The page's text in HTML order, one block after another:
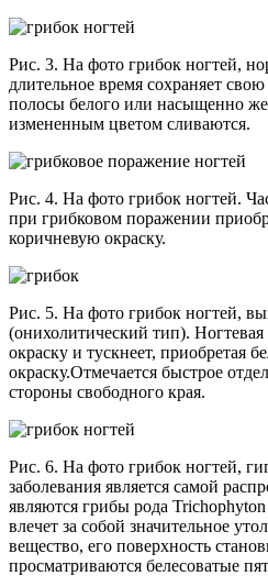
Рис. 3. На фото грибок ногтей,
длительное время сохраняет
полосы белого или насыщенно
измененным цветом сливаются.
Рис. 4. На фото грибок ногтей.
при грибковом поражении
коричневую окраску.
Рис. 5. На фото грибок ногтей,
(онихолитический тип).
окраску и тускнеет, приобретая
окраску.Отмечается быстрое
стороны свободного края.
Рис. 6. На фото грибок ногтей,
заболевания является самой
являются грибы рода
влечет за собой значительное
вещество, его поверхность
просматриваются белесоватые